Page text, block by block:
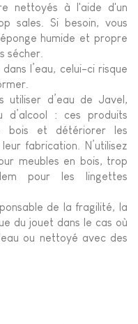
nettoyés à l'aide d'un
sales. Si besoin, vous
humide et propre
sécher.
l’eau, celui-ci risque
utiliser d’eau de Javel,
d’alcool : ces produits
bois et détériorer les
fabrication. N’utilisez
meubles en bois, trop
pour les lingettes
de la fragilité, la
du jouet dans le cas où
ou nettoyé avec des